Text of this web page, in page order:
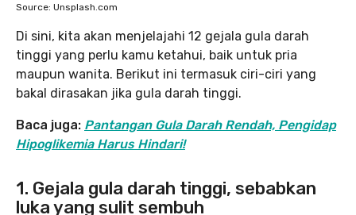
Source: Unsplash.com
Di sini, kita akan menjelajahi 12 gejala gula darah
tinggi yang perlu kamu ketahui, baik untuk pria
maupun wanita. Berikut ini termasuk ciri-ciri yang
bakal dirasakan jika gula darah tinggi.
Baca juga: Pantangan Gula Darah Rendah, Pengidap
Hipoglikemia Harus Hindari!
1. Gejala gula darah tinggi, sebabkan
luka yang sulit sembuh